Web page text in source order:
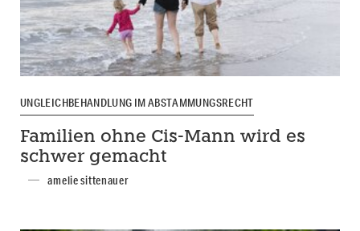
UNGLEICHBEHANDLUNG IM ABSTAMMUNGSRECHT
Familien ohne Cis-Mann wird es
schwer gemacht
amelie sittenauer